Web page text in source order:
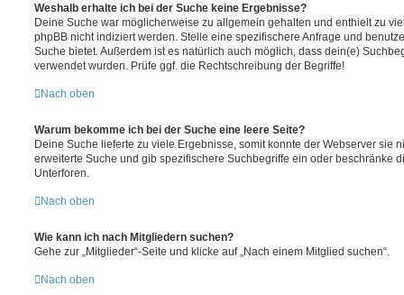
Weshalb erhalte ich bei der Suche keine Ergebnisse?
Deine Suche war möglicherweise zu allgemein gehalten und enthielt zu
phpBB nicht indiziert werden. Stelle eine spezifischere Anfrage und
Suche bietet. Außerdem ist es natürlich auch möglich, dass dein(e)
verwendet wurden. Prüfe ggf. die Rechtschreibung der Begriffe!
Nach oben
Warum bekomme ich bei der Suche eine leere Seite?
Deine Suche lieferte zu viele Ergebnisse, somit konnte der Webserver sie
erweiterte Suche und gib spezifischere Suchbegriffe ein oder beschränke
Unterforen.
Nach oben
Wie kann ich nach Mitgliedern suchen?
Gehe zur „Mitglieder“-Seite und klicke auf „Nach einem Mitglied suchen“.
Nach oben